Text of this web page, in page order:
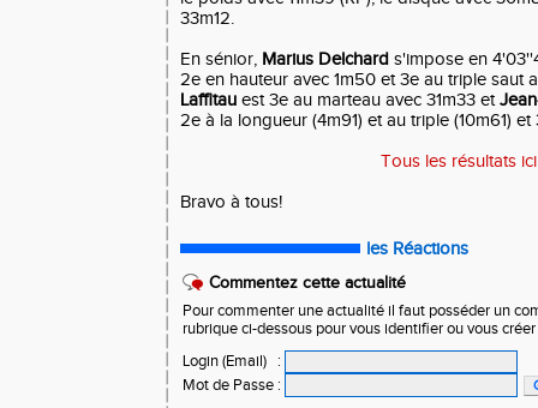
33m12.
En sénior, Marius Delchard s'impose en
2e en hauteur avec 1m50 et 3e au triple saut
Laffitau est 3e au marteau avec 31m33 et
2e à la longueur (4m91) et au triple (10m61) et
Tous les résultats ici
Bravo à tous!
les Réactions
Commentez cette actualité
Pour commenter une actualité il faut posséder un
rubrique ci-dessous pour vous identifier ou vous
Login (Email)
:
Mot de Passe :